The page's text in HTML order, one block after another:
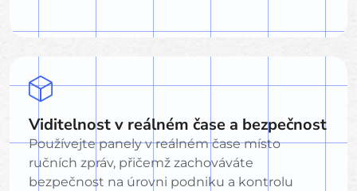
Viditelnost v reálném čase a bezpečnost
Používejte panely v reálném čase místo
ručních zpráv, přičemž zachováváte
bezpečnost na úrovni podniku a kontrolu